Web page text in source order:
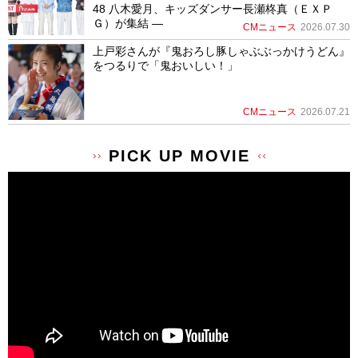
48 八木愛月、キッズダンサー長瀬柊真（ＥＸＰ
Ｇ）が集結 ―
CMニュース 2026.07.30
上戸彩さんが『鬼おろし豚しゃぶぶっかけうどん』
をつるりで「鬼おいしい！」
CMニュース 2026.07.21
PICK UP MOVIE